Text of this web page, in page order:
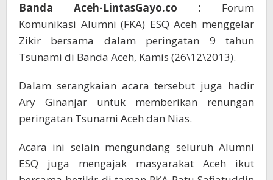
Banda Aceh-LintasGayo.co : Forum
Komunikasi Alumni (FKA) ESQ Aceh menggelar
Zikir bersama dalam peringatan 9 tahun
Tsunami di Banda Aceh, Kamis (26\12\2013).
Dalam serangkaian acara tersebut juga hadir
Ary Ginanjar untuk memberikan renungan
peringatan Tsunami Aceh dan Nias.
Acara ini selain mengundang seluruh Alumni
ESQ juga mengajak masyarakat Aceh ikut